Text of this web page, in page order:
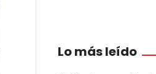
Lo más leído